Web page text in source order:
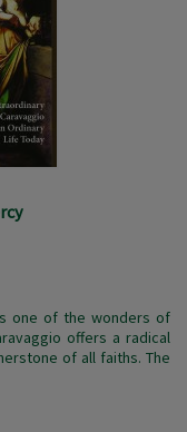
one of the wonders of
offers a radical
of all faiths. The